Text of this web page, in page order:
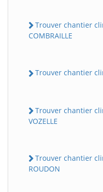
Trouver chantier
COMBRAILLE
Trouver chantier
Trouver chantier
VOZELLE
Trouver chantier
ROUDON